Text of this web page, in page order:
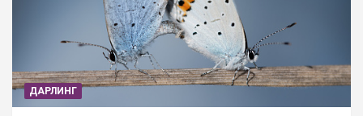
ДАРЛИНГ